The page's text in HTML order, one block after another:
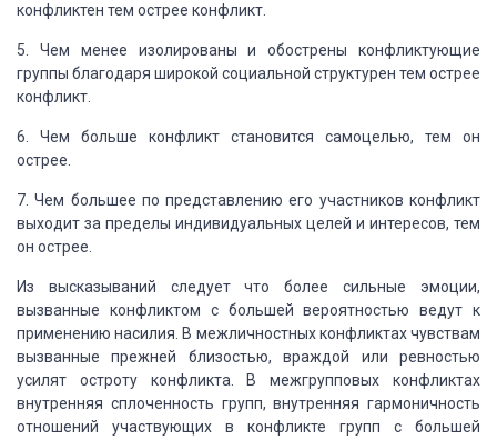
конфликтен тем острее конфликт.
5. Чем менее изолированы и обострены конфликтующие
группы благодаря широкой социальной структурен тем острее
конфликт.
6. Чем больше конфликт становится самоцелью, тем он
острее.
7. Чем большее по представлению его участников конфликт
выходит за пределы индивидуальных целей и интересов, тем
он острее.
Из высказываний следует что более сильные эмоции,
вызванные конфликтом сбольшей вероятностью ведут к
применению насилия. В межличностных конфликтах чувствам
вызванные прежней близостью, враждой или ревностью
усилят остроту конфликта. В межгрупповых конфликтах
внутренняя сплоченность групп, внутренняя гармоничность
отношений участвующих в конфликте групп с большей